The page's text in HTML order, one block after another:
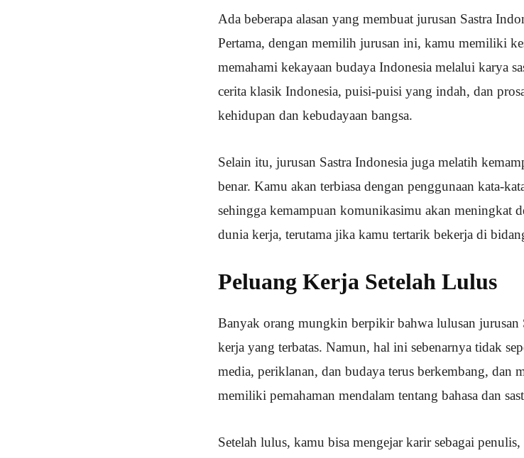
Ada beberapa alasan yang membuat jurusan Sastra
Pertama, dengan memilih jurusan ini, kamu memiliki
memahami kekayaan budaya Indonesia melalui karya
cerita klasik Indonesia, puisi-puisi yang indah, dan
kehidupan dan kebudayaan bangsa.
Selain itu, jurusan Sastra Indonesia juga melatih
benar. Kamu akan terbiasa dengan penggunaan kata-
sehingga kemampuan komunikasimu akan meningkat
dunia kerja, terutama jika kamu tertarik bekerja di
Peluang Kerja Setelah Lulus
Banyak orang mungkin berpikir bahwa lulusan jurusan
kerja yang terbatas. Namun, hal ini sebenarnya tidak
media, periklanan, dan budaya terus berkembang, dan
memiliki pemahaman mendalam tentang bahasa dan
Setelah lulus, kamu bisa mengejar karir sebagai